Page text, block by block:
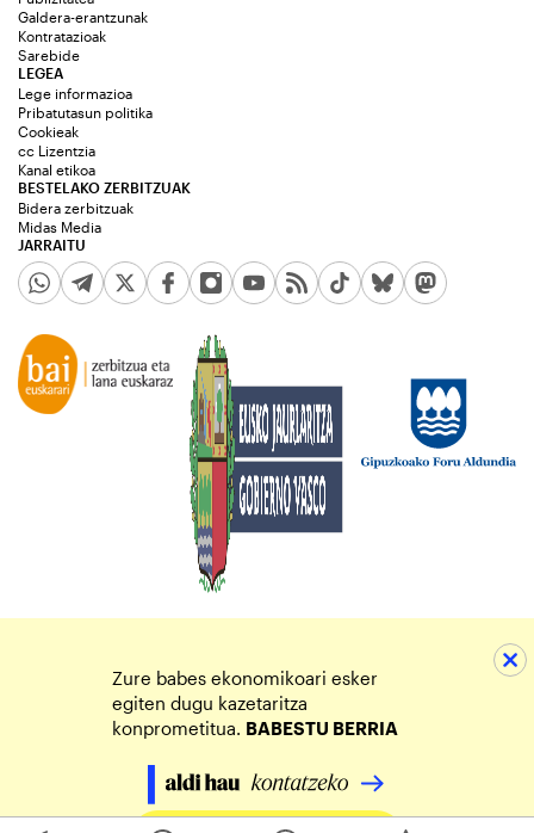
Galdera-erantzunak
Kontratazioak
Sarebide
JARRAITU
LEGEA
Lege informazioa
Pribatutasun politika
Cookieak
cc Lizentzia
Kanal etikoa
BESTELAKO ZERBITZUAK
Bidera zerbitzuak
Midas Media
Zure babes ekonomikoari esker
egiten dugu kazetaritza
konprometitua. BABESTU BERRIA